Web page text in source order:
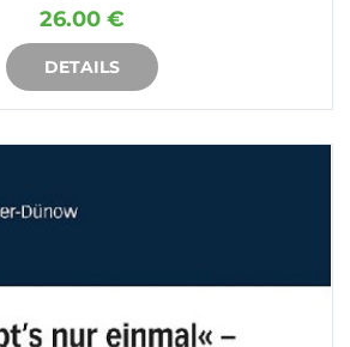
26.00 €
DETAILS
IN DEN WARENKORB